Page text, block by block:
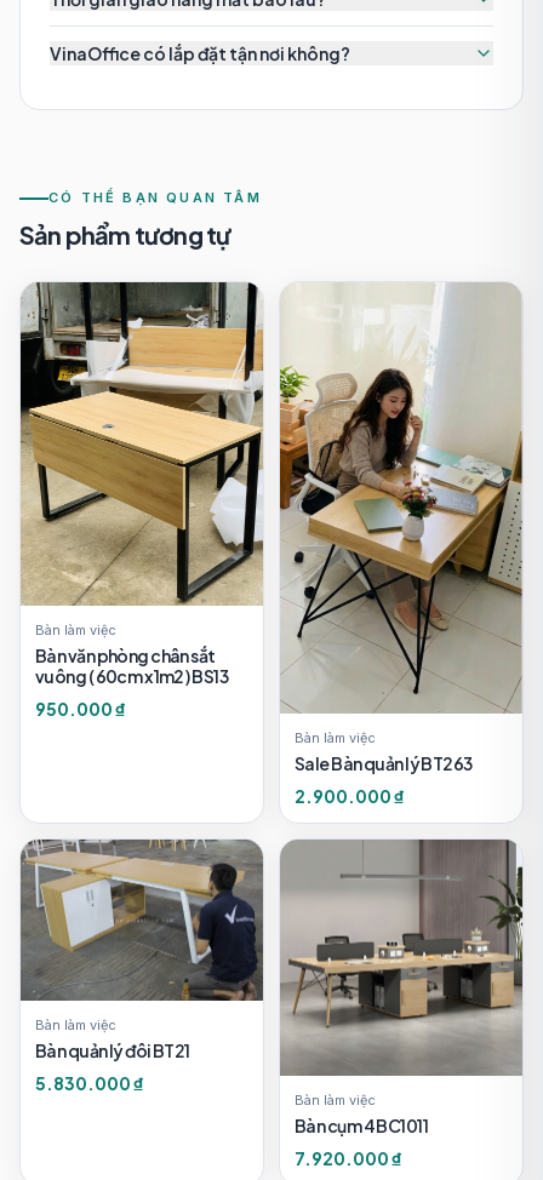
VinaOffice có lắp đặt tận nơi không?
CÓ THỂ BẠN QUAN TÂM
Sản phẩm tương tự
Bàn làm việc
Bàn văn phòng chân sắt
vuông ( 60cm x 1m2 ) BS13
950.000 ₫
Bàn làm việc
Sale Bàn quản lý BT263
2.900.000 ₫
Bàn làm việc
Bàn quản lý đôi BT21
5.830.000 ₫
Bàn làm việc
Bàn cụm 4 BC1011
7.920.000 ₫